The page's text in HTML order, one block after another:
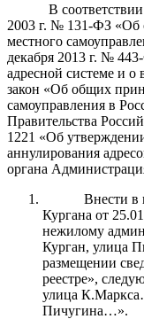
В
2003 г. № 131-ФЗ «Об
местного
декабря 2013 г. №
адресной системе и
закон «Об общих
самоуправления в
Правительства
1221 «Об
аннулирования
органа
Внести в
Кургана от
нежилому
Курган, улица
размещении
реестре»,
улица
Пичугина…».